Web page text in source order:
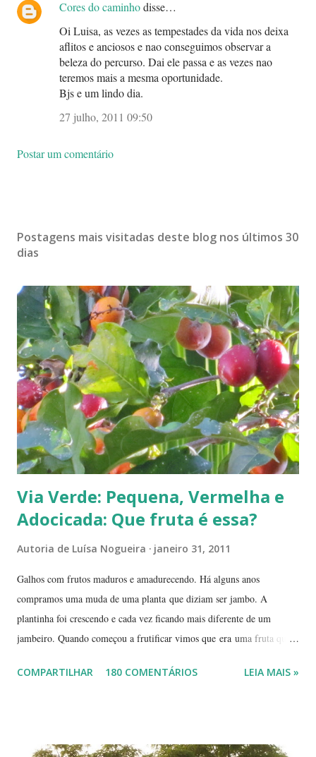
Cores do caminhodisse…
Oi Luisa, as vezes as tempestades da vida nos deixa
aflitos e anciosos e nao conseguimos observar a
beleza do percurso. Dai ele passa e as vezes nao
teremos mais a mesma oportunidade.
Bjs e um lindo dia.
27 julho, 2011 09:50
Postar um comentário
Postagens mais visitadas deste blog nos últimos 30
dias
Via Verde: Pequena, Vermelha e
Adocicada: Que fruta é essa?
Autoria de Luísa Nogueira janeiro 31, 2011
Galhos com frutos maduros e amadurecendo. Há alguns anos
compramos uma muda de uma planta que diziam ser jambo. A
plantinha foi crescendo e cada vez ficando mais diferente de um
jambeiro. Quando começou a frutificar vimos que era uma fruta que
pequena, tem mais ou menos um quarto do tamanho de um jambo,
COMPARTILHAR 180 COMENTÁRIOS LEIA MAIS »